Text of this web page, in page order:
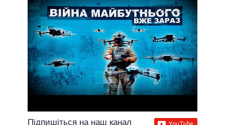
Підпишіться на наш канал